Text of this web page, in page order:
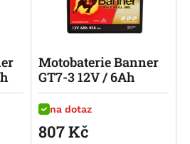
na dotaz
Motobaterie Banner
GT7-3 12V / 6Ah
807Kč